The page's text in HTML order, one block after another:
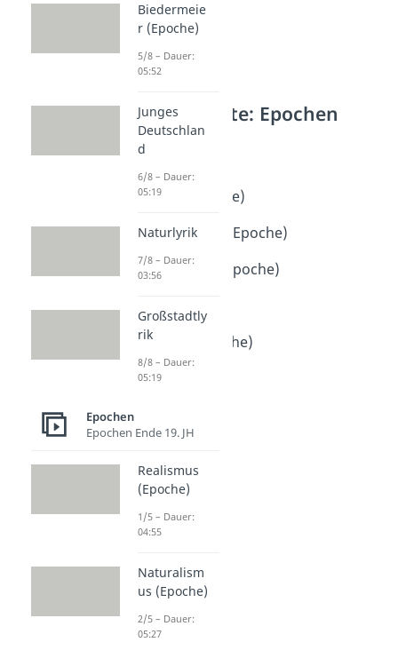
Weitere Inhalte: Epochen
Epochen 17. & 18. JH
Barock (Epoche)
Dauer: 05:48
Aufklärung (Epoche)
Sturm und Drang (Epoche)
Empfindsamkeit (Epoche)
Literaturepochen
Dauer: 06:26
Renaissance (Epoche)
Dauer: 05:20
Biedermeie
r (Epoche)
5/8 – Dauer:
05:52
Junges
Deutschlan
d
6/8 – Dauer:
05:19
Naturlyrik
7/8 – Dauer:
03:56
Großstadtly
rik
8/8 – Dauer:
05:19
Epochen
Epochen Ende 19. JH
Realismus
(Epoche)
1/5 – Dauer:
04:55
Naturalism
us (Epoche)
2/5 – Dauer:
05:27